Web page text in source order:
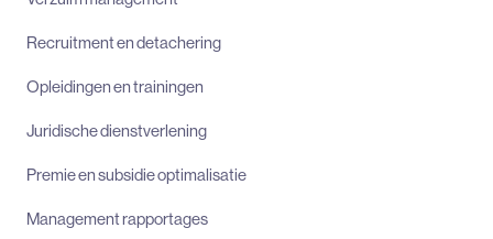
Recruitment en detachering
Opleidingen en trainingen
Juridische dienstverlening
Premie en subsidie optimalisatie
Management rapportages